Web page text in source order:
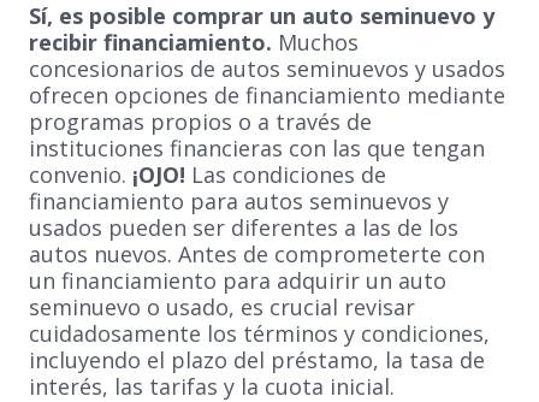
Sí, es posible comprar un auto seminuevo y
recibir financiamiento. Muchos
concesionarios de autos seminuevos y usados
ofrecen opciones de financiamiento mediante
programas propios o a través de
instituciones financieras con las que tengan
convenio. ¡OJO! Las condiciones de
financiamiento para autos seminuevos y
usados pueden ser diferentes a las de los
autos nuevos. Antes de comprometerte con
un financiamiento para adquirir un auto
seminuevo o usado, es crucial revisar
cuidadosamente los términos y condiciones,
incluyendo el plazo del préstamo, la tasa de
interés, las tarifas y la cuota inicial.